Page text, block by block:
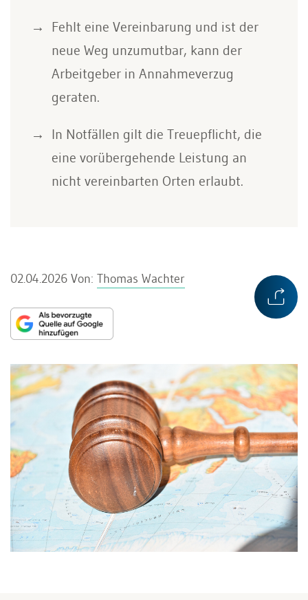
Fehlt eine Vereinbarung und ist der
neue Weg unzumutbar, kann der
Arbeitgeber in Annahmeverzug
geraten.
In Notfällen gilt die Treuepflicht, die
eine vorübergehende Leistung an
nicht vereinbarten Orten erlaubt.
02.04.2026 Von: Thomas Wachter